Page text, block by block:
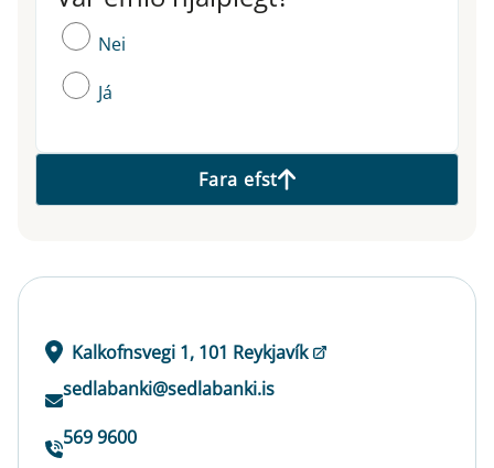
Nei
Já
Fara efst
Kalkofnsvegi 1, 101 Reykjavík
sedlabanki@sedlabanki.is
569 9600